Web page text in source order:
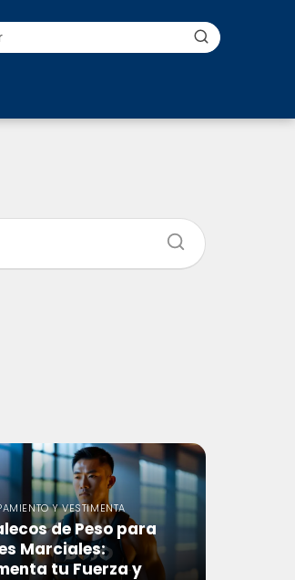
Y VESTIMENTA
de Peso para
Marciales:
tu Fuerza y